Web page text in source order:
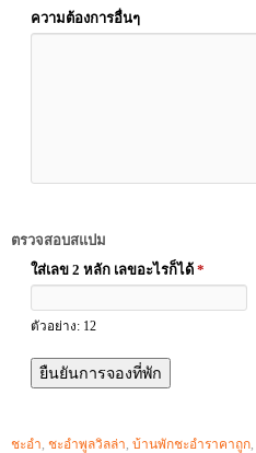
ความต้องการอื่นๆ
ตรวจสอบสแปม
ใส่เลข 2 หลัก เลขอะไรก็ได้ *
ตัวอย่าง: 12
ชะอำ, ชะอำพูลวิลล่า, บ้านพักชะอำราคาถูก,